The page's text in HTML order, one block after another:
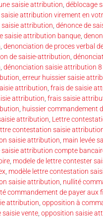
saisie attribution, déblocage
attribution virement en
saisie attribution, dénonce de
saisie attribution banque,
, denonciation de proces verbal
de saisie-attribution,
, dénonciation saisie attribution
, erreur huissier saisie
attribution, frais de saisie
attribution, frais saisie
, huissier commandement
attribution, Lettre
contestation saisie
saisie attribution, main levée
saisie attribution compte
, modele de lettre contester
, modèle lettre contestation
saisie attribution, nullité
commandement de payer aux
attribution, opposition à
saisie vente, opposition saisie